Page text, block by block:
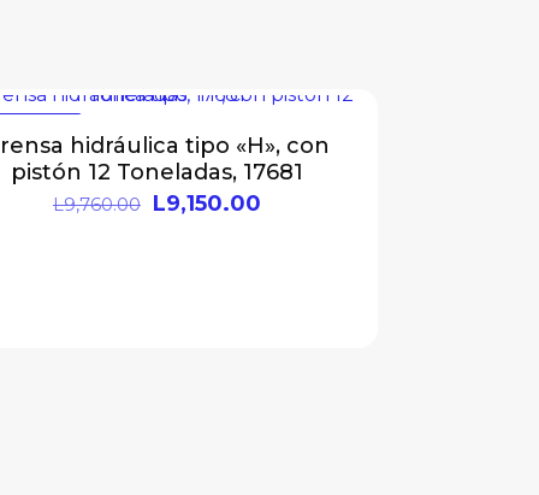
hidráulica tipo «H», con
pistón 12 Toneladas, 17681
L9,760.00 L9,150.00